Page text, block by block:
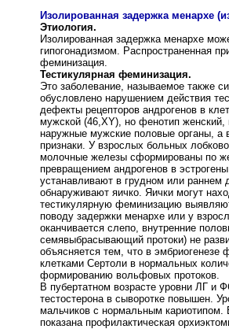
Изолированная задержка менархе
Этиология.
Изолированная задержка менархе
гипогонадизмом. Распространенная
феминизация.
Тестикулярная феминизация.
Это заболевание, называемое также
обусловлено нарушением действия
дефекты рецепторов андрогенов в
мужской (46,XY), но фенотип женский,
наружные мужские половые органы, а
признаки. У взрослых больных
молочные железы сформированы по
превращением андрогенов в
устанавливают в грудном или раннем
обнаруживают яичко. Яички могут
тестикулярную феминизацию
поводу задержки менархе или у
оканчивается слепо, внутренние
семявыбрасывающий протоки) не
объясняется тем, что в эмбриогенезе
клетками Сертоли в нормальных
формированию вольфовых протоков.
В пубертатном возрасте уровни ЛГ и
тестостерона в сыворотке повышен.
мальчиков с нормальным кариотипом.
показана профилактическая